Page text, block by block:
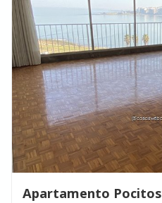
Apartamento Pocitos